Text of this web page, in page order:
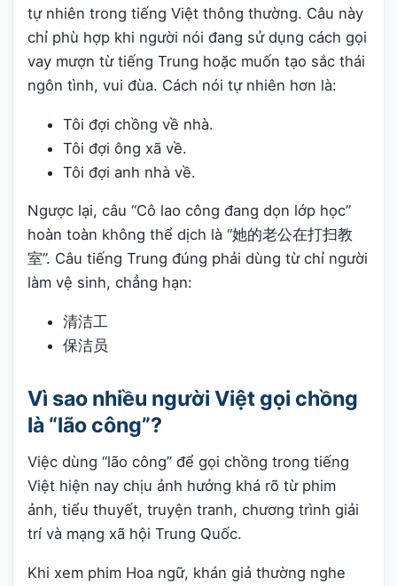
tự nhiên trong tiếng Việt thông thường. Câu này
chỉ phù hợp khi người nói đang sử dụng cách gọi
vay mượn từ tiếng Trung hoặc muốn tạo sắc thái
ngôn tình, vui đùa. Cách nói tự nhiên hơn là:
Tôi đợi chồng về nhà.
Tôi đợi ông xã về.
Tôi đợi anh nhà về.
Ngược lại, câu “Cô lao công đang dọn lớp học”
hoàn toàn không thể dịch là “她的老公在打扫教
室”. Câu tiếng Trung đúng phải dùng từ chỉ người
làm vệ sinh, chẳng hạn:
清洁工
保洁员
Vì sao nhiều người Việt gọi chồng
là “lão công”?
Việc dùng “lão công” để gọi chồng trong tiếng
Việt hiện nay chịu ảnh hưởng khá rõ từ phim
ảnh, tiểu thuyết, truyện tranh, chương trình giải
trí và mạng xã hội Trung Quốc.
Khi xem phim Hoa ngữ, khán giả thường nghe